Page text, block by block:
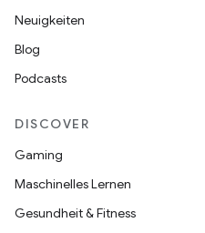
Neuigkeiten
Blog
Podcasts
DISCOVER
Gaming
Maschinelles Lernen
Gesundheit & Fitness